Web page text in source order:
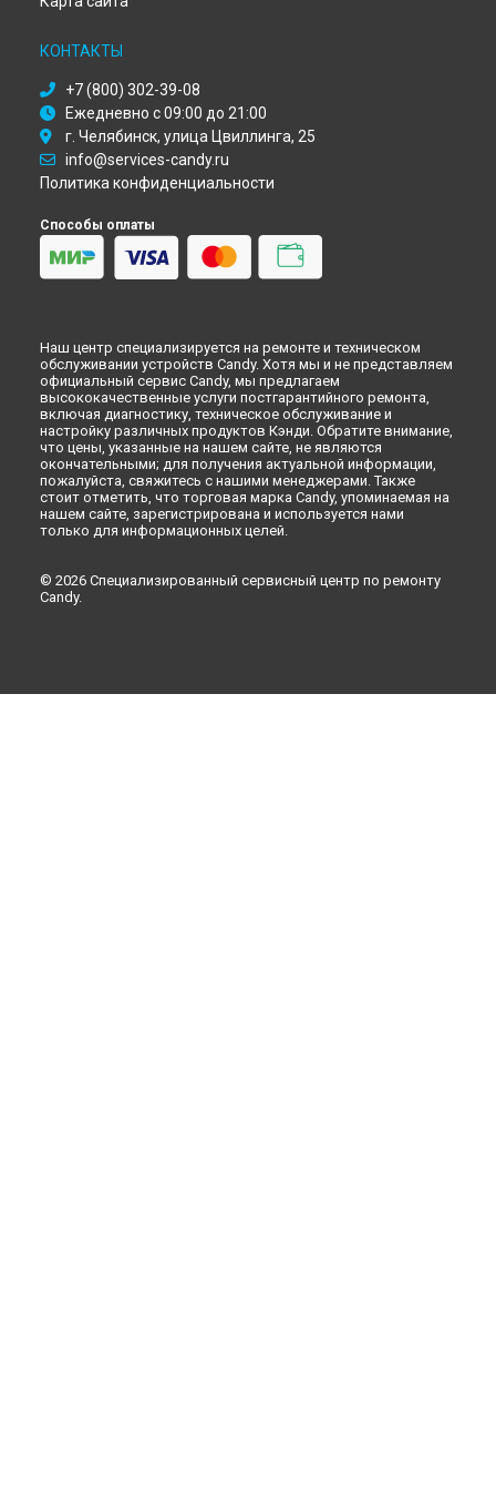
Ремонт холодильника CKCS 6186 ISV Candy в
Ремонт холодильника CKCS 6186 ISV Candy в
Ремонт холодильника CKCS 6186 ISV Candy в
Челнах
Ремонт холодильника CKCS 6186 ISV Candy в
КОНТАКТЫ
+7 (800) 302-39-08
Ежедневно с 09:00 до 21:00
г. Челябинск, улица Цвиллинга, 25
info@services-candy.ru
Политика конфиденциальности
Способы оплаты
Наш центр специализируется на ремонте и техническом
обслуживании устройств Candy. Хотя мы и не представляем
официальный сервис Candy, мы предлагаем
высококачественные услуги постгарантийного ремонта,
включая диагностику, техническое обслуживание и
настройку различных продуктов Кэнди. Обратите внимание,
что цены, указанные на нашем сайте, не являются
окончательными; для получения актуальной информации,
пожалуйста, свяжитесь с нашими менеджерами. Также
стоит отметить, что торговая марка Candy, упоминаемая на
нашем сайте, зарегистрирована и используется нами
только для информационных целей.
© 2026 Специализированный сервисный центр по ремонту
Candy.